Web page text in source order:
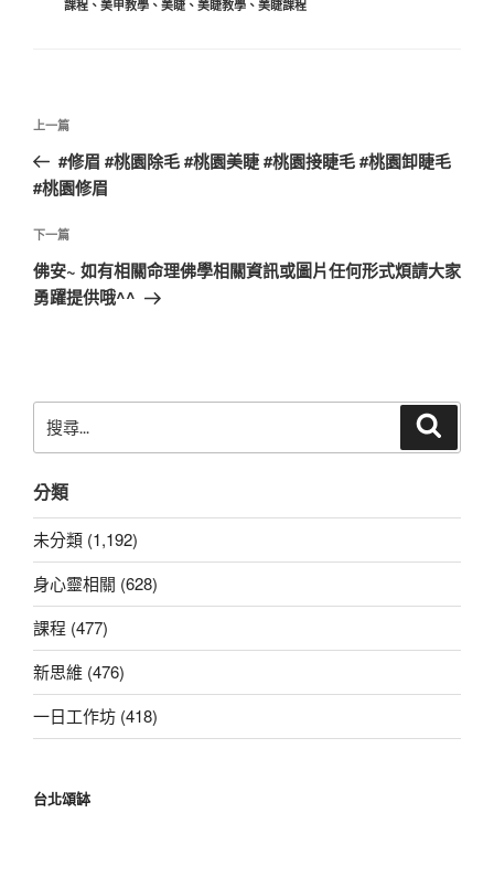
類
課程、 美甲教學、 美睫、 美睫教學、 美睫課程
文
導
覽
上
一
篇
章
上一篇
#修眉 #桃園除毛 #桃園美睫 #桃園接睫毛 #桃園卸睫毛
#桃園修眉
下
一
篇
下一篇
佛安~ 如有相關命理佛學相關資訊或圖片任何形式煩請大家
勇躍提供哦^^
尋
鍵
字:
分類
未分類 (1,192)
身心靈相關 (628)
課程 (477)
新思維 (476)
一日工作坊 (418)
台北頌缽